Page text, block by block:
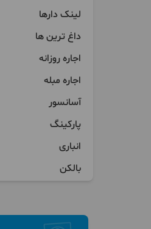
لینک دارها
داغ ترین ها
اجاره روزانه
اجاره مبله
آسانسور
پارکینگ
انباری
بالکن